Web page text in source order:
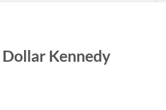
Kennedy